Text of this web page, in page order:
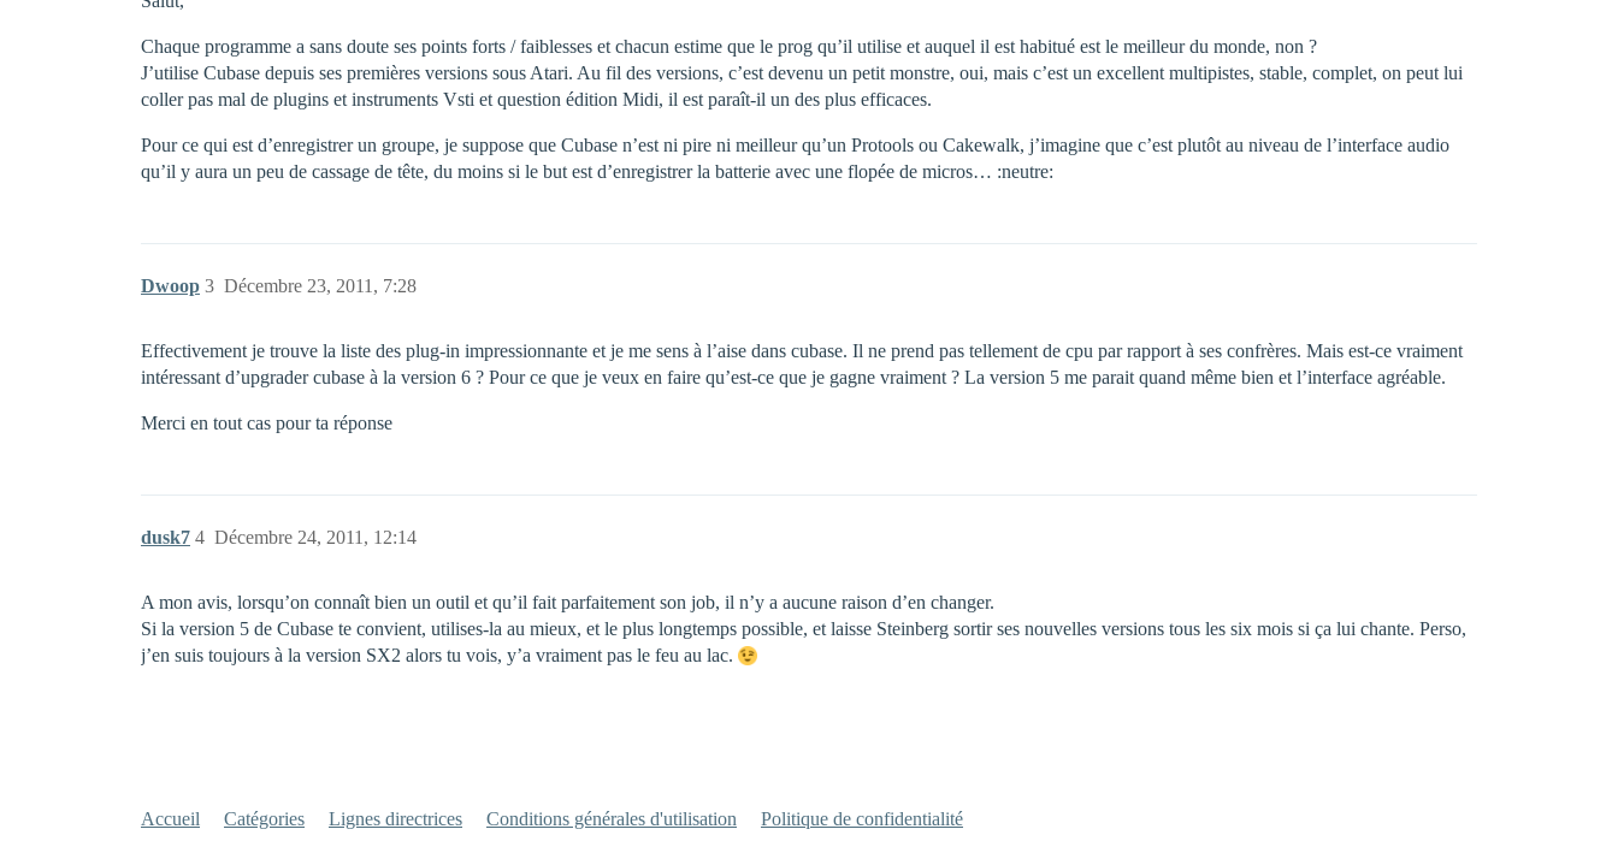
Chaque programme a sans doute ses points forts / faiblesses et chacun estime que le prog qu’il utilise et auquel il est habitué est le meilleur du monde, non ?
J’utilise Cubase depuis ses premières versions sous Atari. Au fil des versions, c’est devenu un petit monstre, oui, mais c’est un excellent multipistes, stable, complet, on peut lui
coller pas mal de plugins et instruments Vsti et question édition Midi, il est paraît-il un des plus efficaces.
Pour ce qui est d’enregistrer un groupe, je suppose que Cubase n’est ni pire ni meilleur qu’un Protools ou Cakewalk, j’imagine que c’est plutôt au niveau de l’interface audio
qu’il y aura un peu de cassage de tête, du moins si le but est d’enregistrer la batterie avec une flopée de micros… :neutre:
Dwoop Décembre 23, 2011, 7:28
3
Effectivement je trouve la liste des plug-in impressionnante et je me sens à l’aise dans cubase. Il ne prend pas tellement de cpu par rapport à ses confrères. Mais est-ce vraiment
intéressant d’upgrader cubase à la version 6 ? Pour ce que je veux en faire qu’est-ce que je gagne vraiment ? La version 5 me parait quand même bien et l’interface agréable.
Merci en tout cas pour ta réponse
dusk7 Décembre 24, 2011, 12:14
4
A mon avis, lorsqu’on connaît bien un outil et qu’il fait parfaitement son job, il n’y a aucune raison d’en changer.
Si la version 5 de Cubase te convient, utilises-la au mieux, et le plus longtemps possible, et laisse Steinberg sortir ses nouvelles versions tous les six mois si ça lui chante. Perso,
j’en suis toujours à la version SX2 alors tu vois, y’a vraiment pas le feu au lac.
Accueil Catégories Lignes directrices Conditions générales d'utilisation Politique de confidentialité